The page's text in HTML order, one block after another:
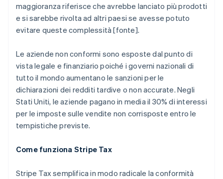
maggioranza riferisce che avrebbe lanciato più prodotti
e si sarebbe rivolta ad altri paesi se avesse potuto
evitare queste complessità [fonte].
Le aziende non conformi sono esposte dal punto di
vista legale e finanziario poiché i governi nazionali di
tutto il mondo aumentano le sanzioni per le
dichiarazioni dei redditi tardive o non accurate. Negli
Stati Uniti, le aziende pagano in media il 30% di interessi
per le imposte sulle vendite non corrisposte entro le
tempistiche previste.
Come funziona Stripe Tax
Stripe Tax semplifica in modo radicale la conformità